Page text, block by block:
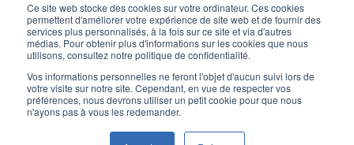
Ce site web stocke des cookies sur votre ordinateur. Ces cookies
permettent d'améliorer votre expérience de site web et de fournir des
services plus personnalisés, à la fois sur ce site et via d'autres
médias. Pour obtenir plus d'informations sur les cookies que nous
utilisons, consultez notre politique de confidentialité.
Vos informations personnelles ne feront l'objet d'aucun suivi lors de
votre visite sur notre site. Cependant, en vue de respecter vos
préférences, nous devrons utiliser un petit cookie pour que nous
n'ayons pas à vous les redemander.
Espace pro - CGU & mentions légales